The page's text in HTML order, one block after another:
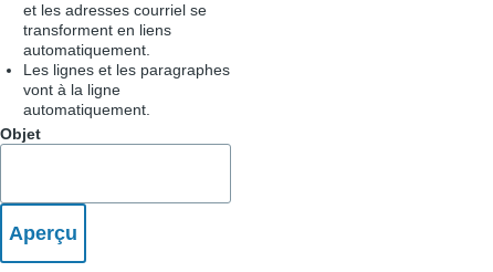
et les adresses courriel se
transforment en liens
automatiquement.
Les lignes et les paragraphes
vont à la ligne
automatiquement.
Objet